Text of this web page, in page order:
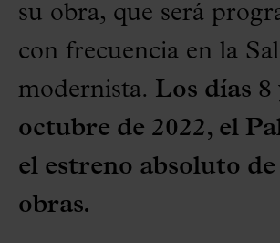
su obra, que será
con frecuencia en la
modernista. Los días 8
octubre de 2022, el
el estreno absoluto de
obras.